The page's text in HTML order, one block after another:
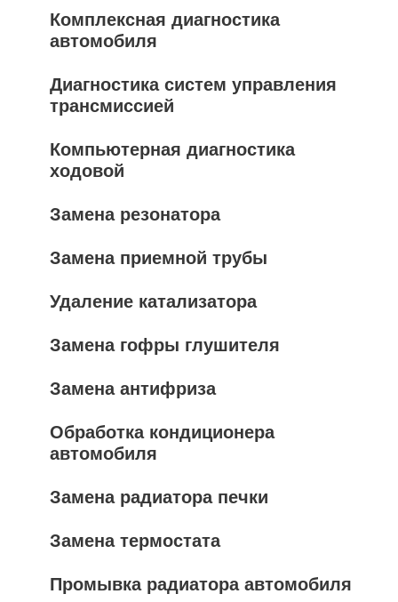
Комплексная диагностика
автомобиля
Диагностика систем управления
трансмиссией
Компьютерная диагностика
ходовой
Замена резонатора
Замена приемной трубы
Удаление катализатора
Замена гофры глушителя
Замена антифриза
Обработка кондиционера
автомобиля
Замена радиатора печки
Замена термостата
Промывка радиатора автомобиля